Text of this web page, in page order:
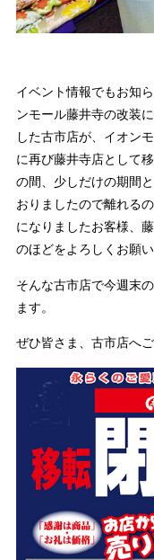
イベント情報でもお知
ンモール藤井寺の改装
した古市店が、イオン
に再び藤井寺店として
の間、少しだけの期間
おりましたので離れる
になりましたお客様、
のほどをよろしくお願い
そんな古市店で今週末
ます。
ぜひ皆さま、古市店へ